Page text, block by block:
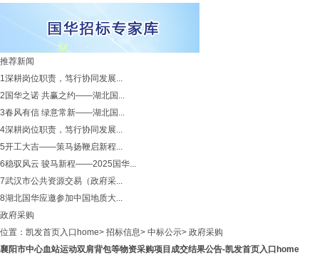
推荐新闻
1深耕岗位职责，笃行协同发展...
2 国华之诺 共赢之约——湖北国...
3春风有信 绿意常新——湖北国...
4深耕岗位职责，笃行协同发展...
5开工大吉——策马扬鞭启新程...
6稳驭风云 骏马新程——2025国华...
7武汉市公共资源交易（政府采...
8湖北国华应邀参加中国地质大...
政府采购
位置： 凯发首页入口home> 招标信息> 中标公示> 政府采购
襄阳市中心血站运动双肩背包等物资采购项目成交结果公告-凯发首页入口home